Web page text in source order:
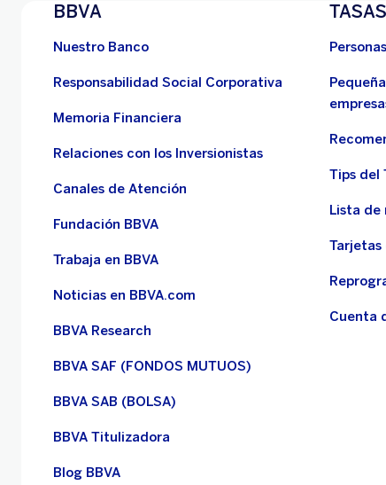
BBVA
Nuestro Banco
Responsabilidad Social Corporativa
Memoria Financiera
Relaciones con los Inversionistas
Canales de Atención
Fundación BBVA
Trabaja en BBVA
Noticias en BBVA.com
BBVA Research
BBVA SAF (FONDOS MUTUOS)
BBVA SAB (BOLSA)
BBVA Titulizadora
Blog BBVA
Tips del
Lista de
Cuenta